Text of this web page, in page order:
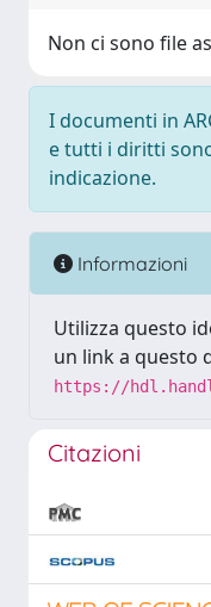
Non ci sono file
I documenti in
e tutti i diritti
indicazione.
Informazioni
Utilizza questo
un link a questo
https://
Citazioni